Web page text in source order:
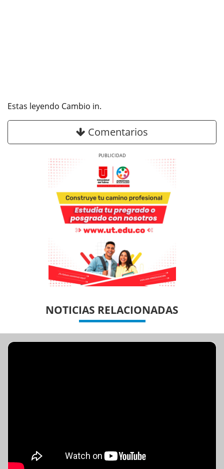
Estas leyendo Cambio in.
Comentarios
NOTICIAS RELACIONADAS